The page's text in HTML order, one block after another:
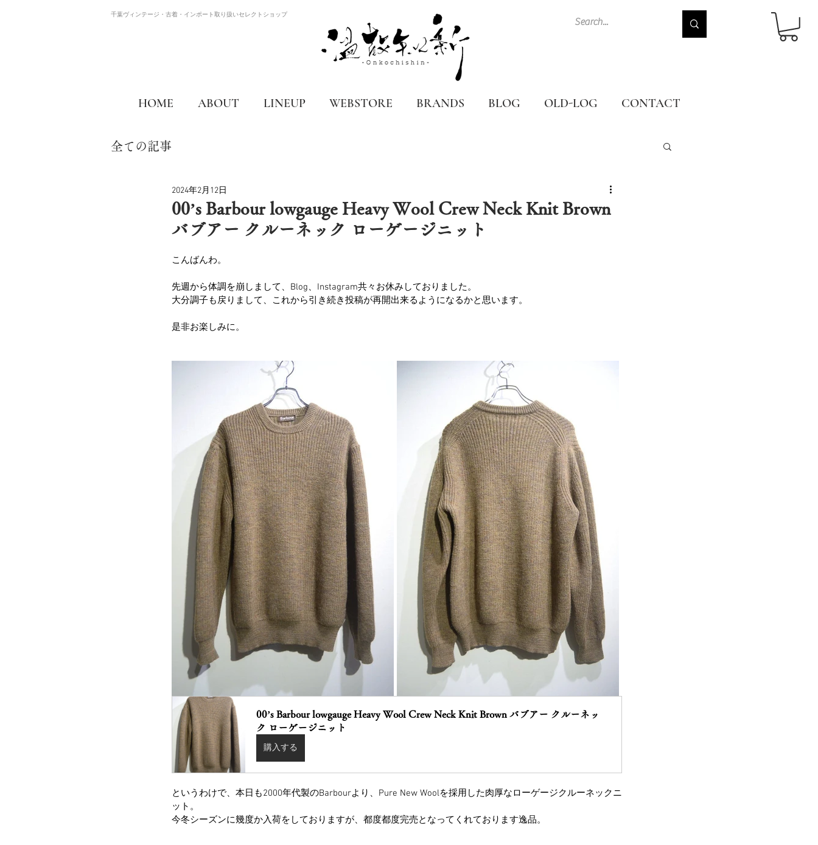
千葉ヴィンテージ・古着・インポート取り扱いセレクトショップ
HOME ABOUT LINEUP WEBSTORE BRANDS BLOG OLD-LOG CONTACT
全ての記事
00’s Barbour lowgauge Heavy Wool Crew Neck Knit Brown
バブアー クルーネック ローゲージニット
2024年2月12日
こんばんわ。
先週から体調を崩しまして、Blog、Instagram共々お休みしておりました。
大分調子も戻りまして、これから引き続き投稿が再開出来るようになるかと思います。
是非お楽しみに。
00’s Barbour lowgauge Heavy Wool Crew Neck Knit Brown バブアー クルーネッ
ク ローゲージニット
購入する
というわけで、本日も2000年代製のBarbourより、Pure New Woolを採用した肉厚なローゲージクルーネックニ
ット。
今冬シーズンに幾度か入荷をしておりますが、都度都度完売となってくれております逸品。